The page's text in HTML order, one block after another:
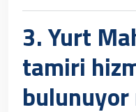
3.Yurt
tamiri
bulunuyor